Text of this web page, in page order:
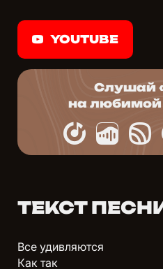
YOUTUBE
Слушай
на
ТЕКСТ
Все удивляются
Как так